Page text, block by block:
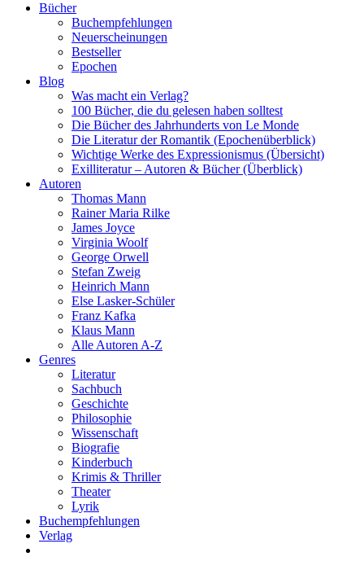
Bücher
Buchempfehlungen
Neuerscheinungen
Bestseller
Epochen
Blog
Was macht ein Verlag?
100 Bücher, die du gelesen haben solltest
Die Bücher des Jahrhunderts von Le Monde
Die Literatur der Romantik (Epochenüberblick)
Wichtige Werke des Expressionismus (Übersicht)
Exilliteratur – Autoren & Bücher (Überblick)
Autoren
Thomas Mann
Rainer Maria Rilke
James Joyce
Virginia Woolf
George Orwell
Stefan Zweig
Heinrich Mann
Else Lasker-Schüler
Franz Kafka
Klaus Mann
Alle Autoren A-Z
Genres
Literatur
Sachbuch
Geschichte
Philosophie
Wissenschaft
Biografie
Kinderbuch
Krimis & Thriller
Theater
Lyrik
Buchempfehlungen
Verlag